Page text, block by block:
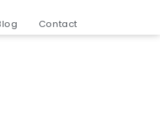
Contact